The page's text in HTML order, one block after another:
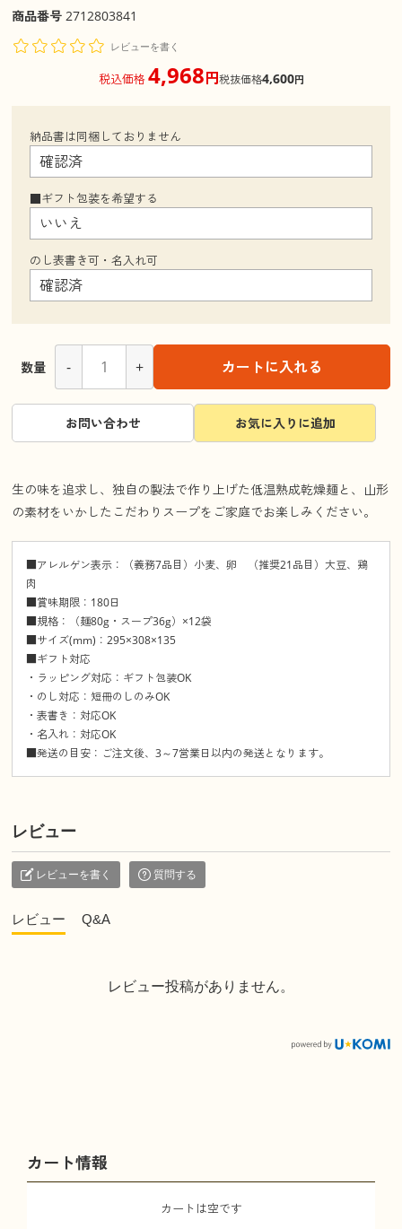
商品番号 2712803841
レビューを書く
税込価格4,968円税抜価格4,600円
納品書は同梱しておりません
■ギフト包装を希望する
のし表書き可・名入れ可
数量 - + カートに入れる
お問い合わせ お気に入りに追加
生の味を追求し、独自の製法で作り上げた低温熟成乾燥麺と、山形
の素材をいかしたこだわりスープをご家庭でお楽しみください。
■アレルゲン表示：（義務7品目）小麦、卵 （推奨21品目）大豆、鶏
肉
■賞味期限：180日
■規格：（麺80g・スープ36g）×12袋
■サイズ(mm)：295×308×135
■ギフト対応
・ラッピング対応：ギフト包装OK
・のし対応：短冊のしのみOK
・表書き：対応OK
・名入れ：対応OK
■発送の目安：ご注文後、3～7営業日以内の発送となります。
レビュー
レビューを書く 質問する
レビュー Q&A
レビュー投稿がありません。
カート情報
カートは空です